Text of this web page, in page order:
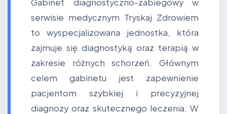
Gabinet diagnostyczno-zabiegowy w
serwisie medycznym Tryskaj Zdrowiem
to wyspecjalizowana jednostka, która
zajmuje się diagnostyką oraz terapią w
zakresie różnych schorzeń. Głównym
celem gabinetu jest zapewnienie
pacjentom szybkiej i precyzyjnej
diagnozy oraz skutecznego leczenia. W